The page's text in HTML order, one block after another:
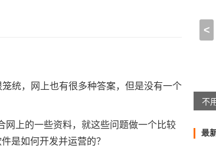
统，网上也有很多种答案，但是没有一个
上的一些资料，就这些问题做一个比较
是如何开发并运营的？
<
躺
最